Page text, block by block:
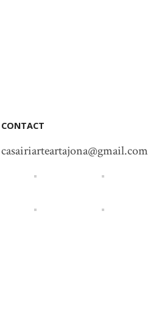
CONTACT
casairiarteartajona@gmail.com